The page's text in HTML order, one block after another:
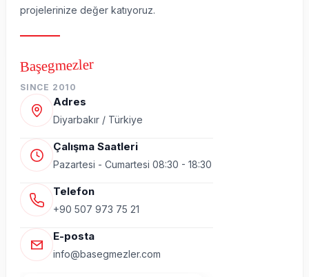
projelerinize değer katıyoruz.
Başegmezler
SINCE 2010
Adres
Diyarbakır / Türkiye
Çalışma Saatleri
Pazartesi - Cumartesi 08:30 - 18:30
Telefon
+90 507 973 75 21
E-posta
info@basegmezler.com